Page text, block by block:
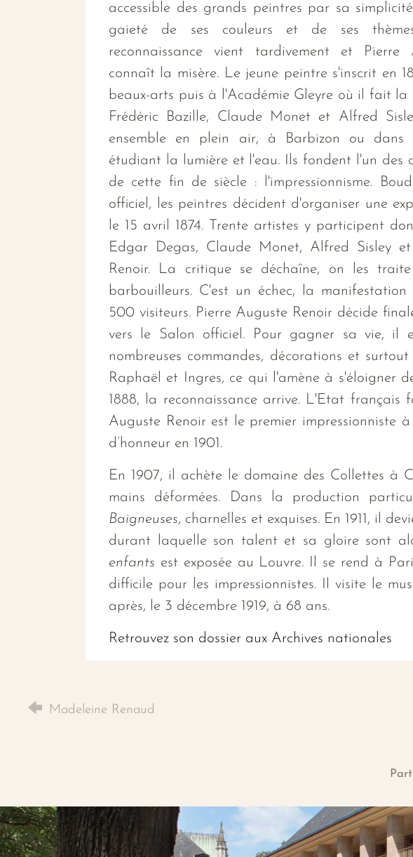
accessible des grands peintres par sa simplicité
gaieté de ses couleurs et de ses
reconnaissance vient tardivement et Pierre
connaît la misère. Le jeune peintre s'inscrit en
beaux-arts puis à l'Académie Gleyre où il fait la
Frédéric Bazille, Claude Monet et Alfred
ensemble en plein air, à Barbizon ou dans
étudiant la lumière et l'eau. Ils fondent l'un des
de cette fin de siècle : l'impressionnisme.
officiel, les peintres décident d'organiser une
le 15 avril 1874. Trente artistes y participent
Edgar Degas, Claude Monet, Alfred Sisley
Renoir. La critique se déchaîne, on les
barbouilleurs. C'est un échec, la
500 visiteurs. Pierre Auguste Renoir décide
vers le Salon officiel. Pour gagner sa vie, il
nombreuses commandes, décorations et
Raphaël et Ingres, ce qui l'amène à s'éloigner
1888, la reconnaissance arrive. L'Etat français
Auguste Renoir est le premier impressionniste
d’honneur en 1901.
En 1907, il achète le domaine des Collettes à
mains déformées. Dans la production
Baigneuses, charnelles et exquises. En 1911, il
durant laquelle son talent et sa gloire sont
enfants est exposée au Louvre. Il se rend à
difficile pour les impressionnistes. Il visite le
après, le 3 décembre 1919, à 68 ans.
Retrouvez son dossier aux Archives nationales
Madeleine Renaud